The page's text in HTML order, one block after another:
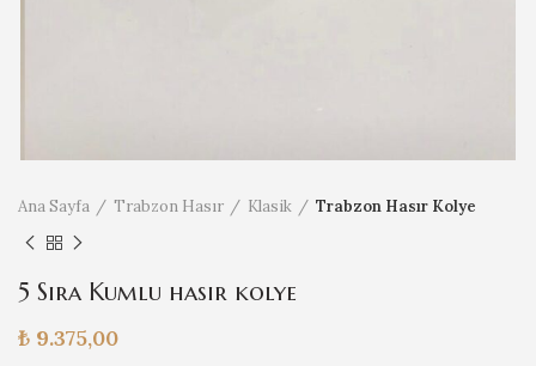
Ana Sayfa Trabzon Hasır Klasik Trabzon Hasır Kolye
5 Sıra Kumlu hasır kolye
₺ 9.375,00